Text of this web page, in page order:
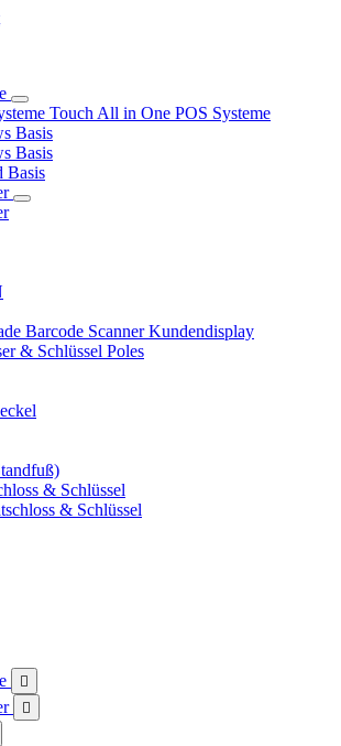
Touch All in One POS Systeme
Basis
Basis
Basis
Barcode ScannerKundendisplay
& Schlüssel Poles
& Schlüssel
& Schlüssel

